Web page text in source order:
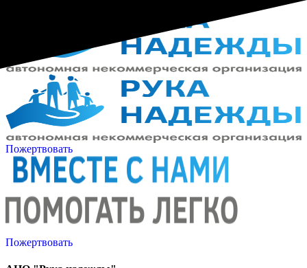
Пожертвовать
Пожертвовать